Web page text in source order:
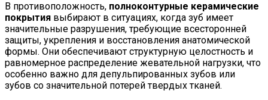
В противоположность, полноконтурные керамические
покрытия выбирают в ситуациях, когда зуб имеет
значительные разрушения, требующие всесторонней
защиты, укрепления и восстановления анатомической
формы. Они обеспечивают структурную целостность и
равномерное распределение жевательной нагрузки, что
особенно важно для депульпированных зубов или
зубов со значительной потерей твердых тканей.